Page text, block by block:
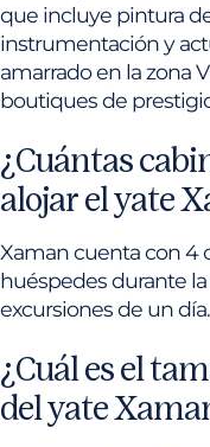
que incluye pintura
instrumentación y
amarrado en la zona
boutiques de
¿Cuántas
alojar el yate
Xaman cuenta con 4
huéspedes durante
excursiones de un día.
¿Cuál es el
del yate